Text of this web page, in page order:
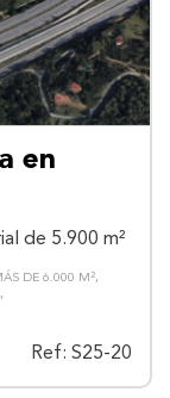
en
de 5.900 m²
DE 6.000 M²
Ref: S25-20